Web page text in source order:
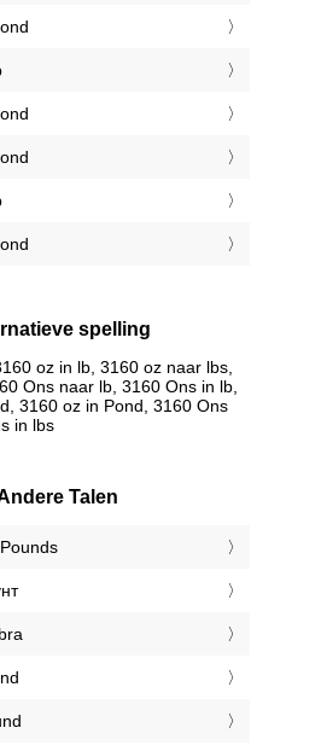
spelling
oz in lb, 3160 oz naar lbs,
Ons naar lb, 3160 Ons in lb,
3160 oz in Pond, 3160 Ons
in lbs
Talen